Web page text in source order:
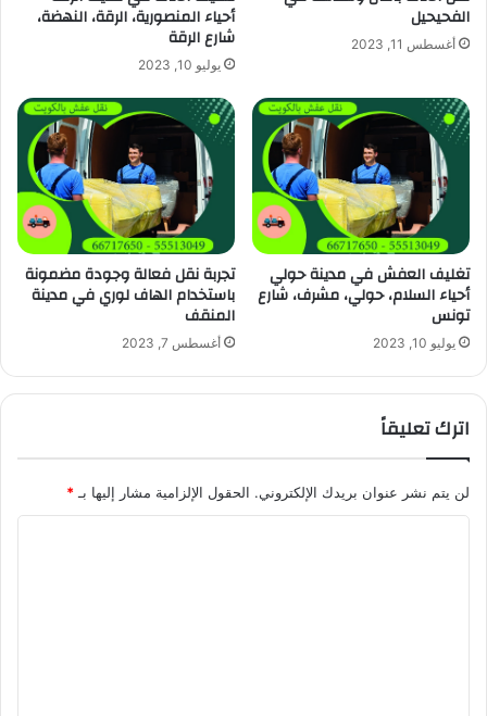
الفحيحيل
أغسطس 11, 2023
أحياء المنصورية، الرقة، النهضة،
شارع الرقة
يوليو 10, 2023
تغليف العفش في مدينة حولي
أحياء السلام، حولي، مشرف، شارع
تونس
يوليو 10, 2023
تجربة نقل فعالة وجودة مضمونة
باستخدام الهاف لوري في مدينة
المنقف
أغسطس 7, 2023
اترك تعليقاً
لن يتم نشر عنوان بريدك الإلكتروني. الحقول الإلزامية مشار إليها بـ *